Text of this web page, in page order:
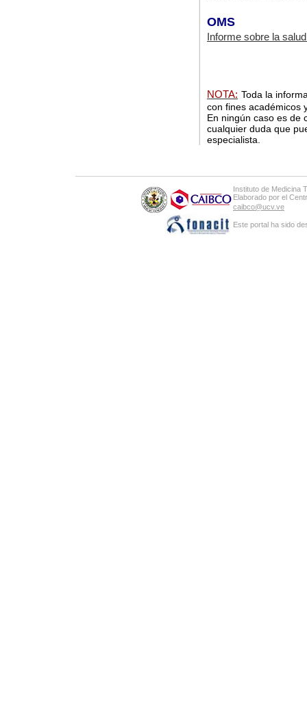
OMS
Informe sobre la
NOTA: Toda la
con fines académicos
En ningún caso es de
cualquier duda que
especialista.
Instituto de Medicina
Elaborado por el
caibco@ucv.ve
Este portal ha sido